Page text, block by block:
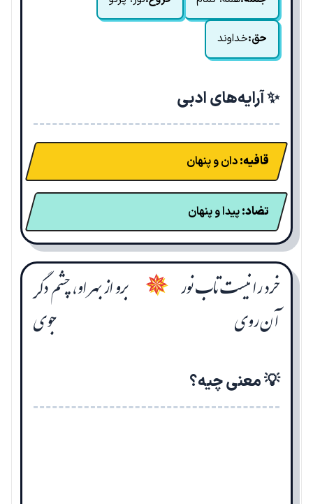
حق:خداوند
✨ آرایه‌های ادبی
قافیه:دان و پنهان
تضاد:پیدا و پنهان
خرد را نیست تاب نور
آن روی
✵ برو از بهر او، چشم دگر
جوی
💡 معنی چیه؟